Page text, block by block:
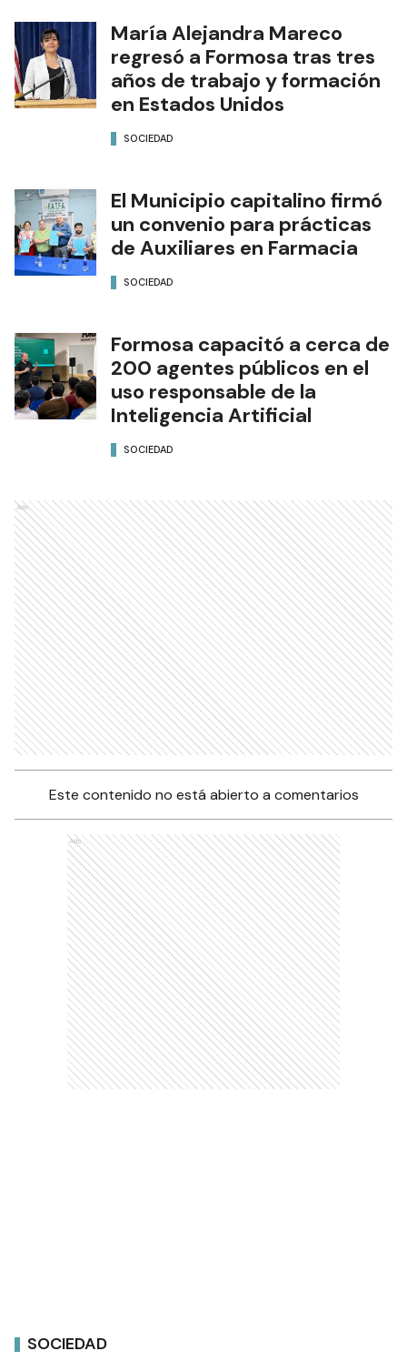
María Alejandra Mareco
regresó a Formosa tras tres
años de trabajo y formación
en Estados Unidos
SOCIEDAD
El Municipio capitalino firmó
un convenio para prácticas
de Auxiliares en Farmacia
SOCIEDAD
Formosa capacitó a cerca de
200 agentes públicos en el
uso responsable de la
Inteligencia Artificial
SOCIEDAD
Ads
Este contenido no está abierto a comentarios
Ads
SOCIEDAD